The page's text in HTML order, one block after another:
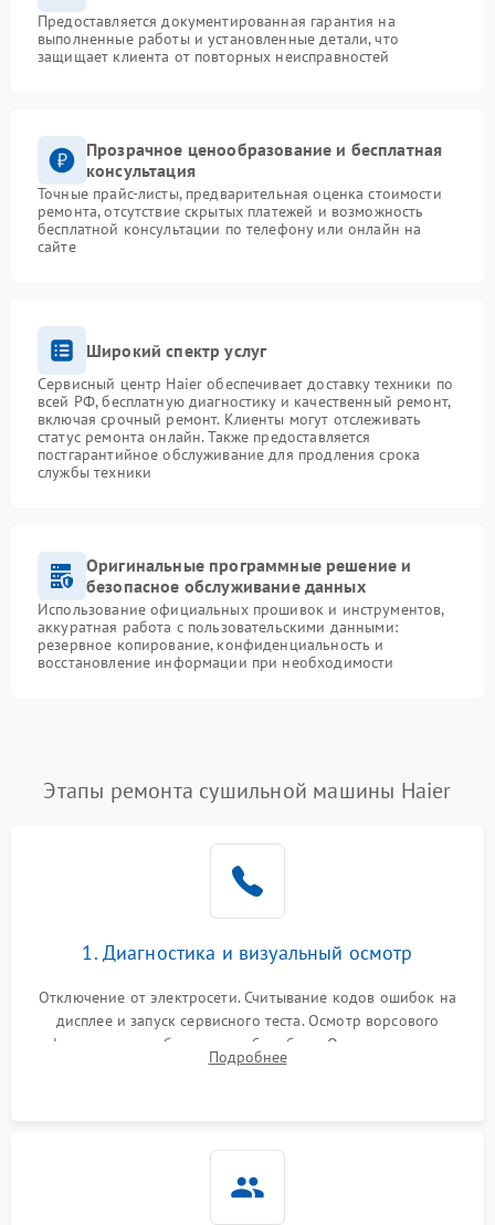
Предоставляется документированная гарантия на
выполненные работы и установленные детали, что
защищает клиента от повторных неисправностей
Прозрачное ценообразование и бесплатная
консультация
Точные прайс-листы, предварительная оценка стоимости
ремонта, отсутствие скрытых платежей и возможность
бесплатной консультации по телефону или онлайн на
сайте
Широкий спектр услуг
Сервисный центр Haier обеспечивает доставку техники по
всей РФ, бесплатную диагностику и качественный ремонт,
включая срочный ремонт. Клиенты могут отслеживать
статус ремонта онлайн. Также предоставляется
постгарантийное обслуживание для продления срока
службы техники
Оригинальные программные решение и
безопасное обслуживание данных
Использование официальных прошивок и инструментов,
аккуратная работа с пользовательскими данными:
резервное копирование, конфиденциальность и
восстановление информации при необходимости
Этапы ремонта сушильной машины Haier
1. Диагностика и визуальный осмотр
Отключение от электросети. Считывание кодов ошибок на
дисплее и запуск сервисного теста. Осмотр ворсового
фильтра, теплообменника и барабана. Опрос клиента о
неисправностях (не сушит, не крутит барабан, сильно шумит
Подробнее